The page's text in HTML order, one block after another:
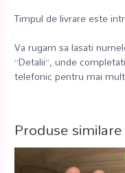
Timpul de livrare este
Va rugam sa lasati
”Detalii”, unde
telefonic pentru mai
Produse similare